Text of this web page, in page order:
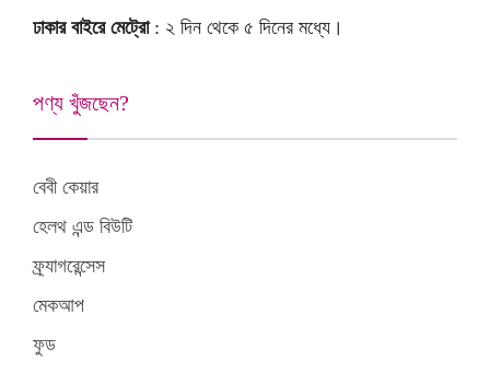
ঢাকার বাইরে মেট্রো: ২ দিন থেকে ৫ দিনের মধ্যে।
পণ্য খুঁজছেন?
বেবী কেয়ার
হেলথ এন্ড বিউটি
ফ্র্যাগরেন্সেস
মেকআপ
ফুড